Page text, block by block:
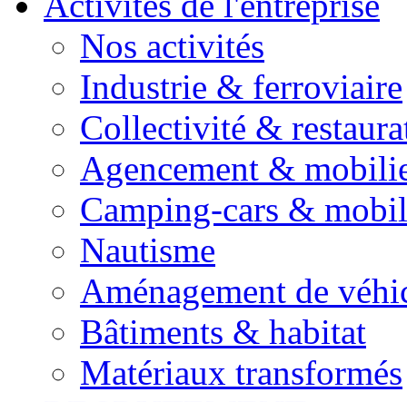
Nos activités
Industrie & ferroviaire
Collectivité &
Agencement &
Camping-cars &
Nautisme
Aménagement de
Bâtiments & habitat
Matériaux transformés